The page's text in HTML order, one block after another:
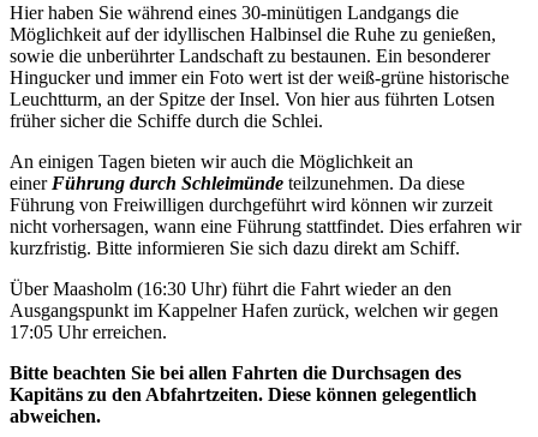
Hier haben Sie während eines 30-minütigen Landgangs die
Möglichkeit auf der idyllischen Halbinsel die Ruhe zu genießen,
sowie die unberührter Landschaft zu bestaunen. Ein besonderer
Hingucker und immer ein Foto wert ist der weiß-grüne historische
Leuchtturm, an der Spitze der Insel. Von hier aus führten Lotsen
früher sicher die Schiffe durch die Schlei.
An einigen Tagen bieten wir auch die Möglichkeit an
einer Führung durch Schleimünde teilzunehmen. Da diese
Führung von Freiwilligen durchgeführt wird können wir zurzeit
nicht vorhersagen, wann eine Führung stattfindet. Dies erfahren wir
kurzfristig. Bitte informieren Sie sich dazu direkt am Schiff.
Über Maasholm (16:30 Uhr) führt die Fahrt wieder an den
Ausgangspunkt im Kappelner Hafen zurück, welchen wir gegen
17:05 Uhr erreichen.
Bitte beachten Sie bei allen Fahrten die Durchsagen des
Kapitäns zu den Abfahrtzeiten. Diese können gelegentlich
abweichen.